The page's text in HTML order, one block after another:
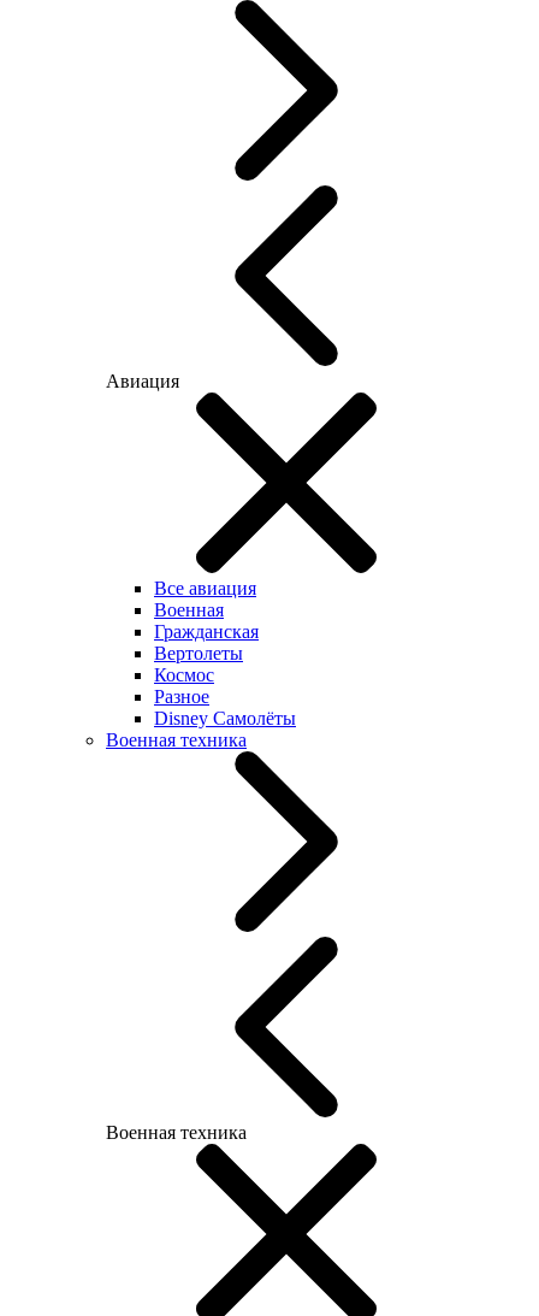
Авиация
Все авиация
Военная
Гражданская
Вертолеты
Космос
Разное
Disney Самолёты
Военная техника
Военная техника